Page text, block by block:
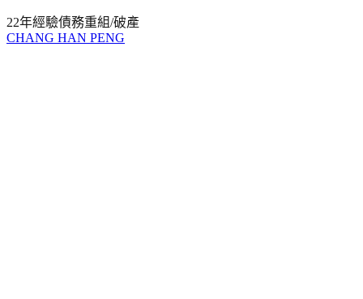
22年經驗債務重組/破產
CHANG HAN PENG